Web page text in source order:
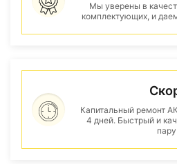
Мы уверены в
комплектующих, и
Капитальный ремонт
4 дней. Быстрый и